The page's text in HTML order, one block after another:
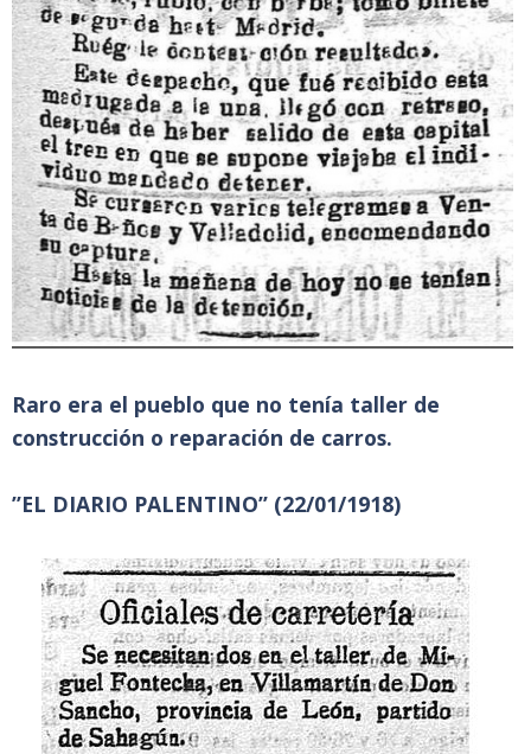
Raro era el pueblo que no tenía taller de
construcción o reparación de carros.
”EL DIARIO PALENTINO” (22/01/1918)